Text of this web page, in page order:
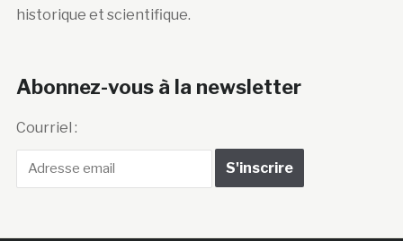
historique et scientifique.
Abonnez-vous à la newsletter
Courriel :